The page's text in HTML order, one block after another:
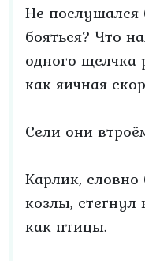
Не послушался
бояться? Что
одного щелчка
как яичная
Сели они
Карлик,
козлы,
как птицы.